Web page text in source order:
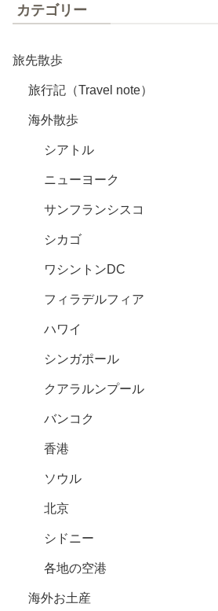
カテゴリー
旅先散歩
旅行記（Travel note）
海外散歩
シアトル
ニューヨーク
サンフランシスコ
シカゴ
ワシントンDC
フィラデルフィア
ハワイ
シンガポール
クアラルンプール
バンコク
香港
ソウル
北京
シドニー
各地の空港
海外お土産